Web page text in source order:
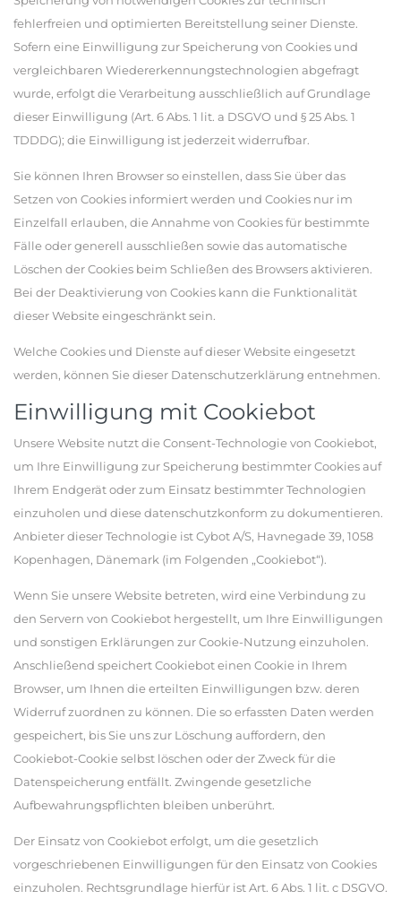
fehlerfreien und optimierten Bereitstellung seiner Dienste.
Sofern eine Einwilligung zur Speicherung von Cookies und
vergleichbaren Wiedererkennungstechnologien abgefragt
wurde, erfolgt die Verarbeitung ausschließlich auf Grundlage
dieser Einwilligung (Art. 6 Abs. 1 lit. a DSGVO und § 25 Abs. 1
TDDDG); die Einwilligung ist jederzeit widerrufbar.
Sie können Ihren Browser so einstellen, dass Sie über das
Setzen von Cookies informiert werden und Cookies nur im
Einzelfall erlauben, die Annahme von Cookies für bestimmte
Fälle oder generell ausschließen sowie das automatische
Löschen der Cookies beim Schließen des Browsers aktivieren.
Bei der Deaktivierung von Cookies kann die Funktionalität
dieser Website eingeschränkt sein.
Welche Cookies und Dienste auf dieser Website eingesetzt
werden, können Sie dieser Datenschutzerklärung entnehmen.
Einwilligung mit Cookiebot
Unsere Website nutzt die Consent-Technologie von Cookiebot,
um Ihre Einwilligung zur Speicherung bestimmter Cookies auf
Ihrem Endgerät oder zum Einsatz bestimmter Technologien
einzuholen und diese datenschutzkonform zu dokumentieren.
Anbieter dieser Technologie ist Cybot A/S, Havnegade 39, 1058
Kopenhagen, Dänemark (im Folgenden „Cookiebot“).
Wenn Sie unsere Website betreten, wird eine Verbindung zu
den Servern von Cookiebot hergestellt, um Ihre Einwilligungen
und sonstigen Erklärungen zur Cookie-Nutzung einzuholen.
Anschließend speichert Cookiebot einen Cookie in Ihrem
Browser, um Ihnen die erteilten Einwilligungen bzw. deren
Widerruf zuordnen zu können. Die so erfassten Daten werden
gespeichert, bis Sie uns zur Löschung auffordern, den
Cookiebot-Cookie selbst löschen oder der Zweck für die
Datenspeicherung entfällt. Zwingende gesetzliche
Aufbewahrungspflichten bleiben unberührt.
Der Einsatz von Cookiebot erfolgt, um die gesetzlich
vorgeschriebenen Einwilligungen für den Einsatz von Cookies
einzuholen. Rechtsgrundlage hierfür ist Art. 6 Abs. 1 lit. c DSGVO.